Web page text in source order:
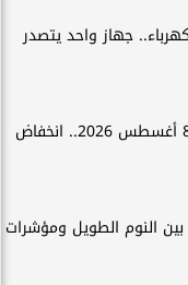
جهاز واحد يتصدر
الطقس غدًا السبت 8 أغسطس 2026.. انخفاض
النوم الطويل ومؤشرات